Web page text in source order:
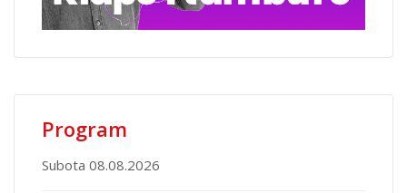
Program
Subota 08.08.2026